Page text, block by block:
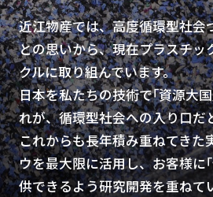
近江物産では、高度循環型社会
との思いから、現在プラスチッ
クルに取り組んでいます。
日本を私たちの技術で｢資源大
れが、循環型社会への入り口だ
これからも長年積み重ねてきた
ウを最大限に活用し、お客様に
供できるよう研究開発を重ねて